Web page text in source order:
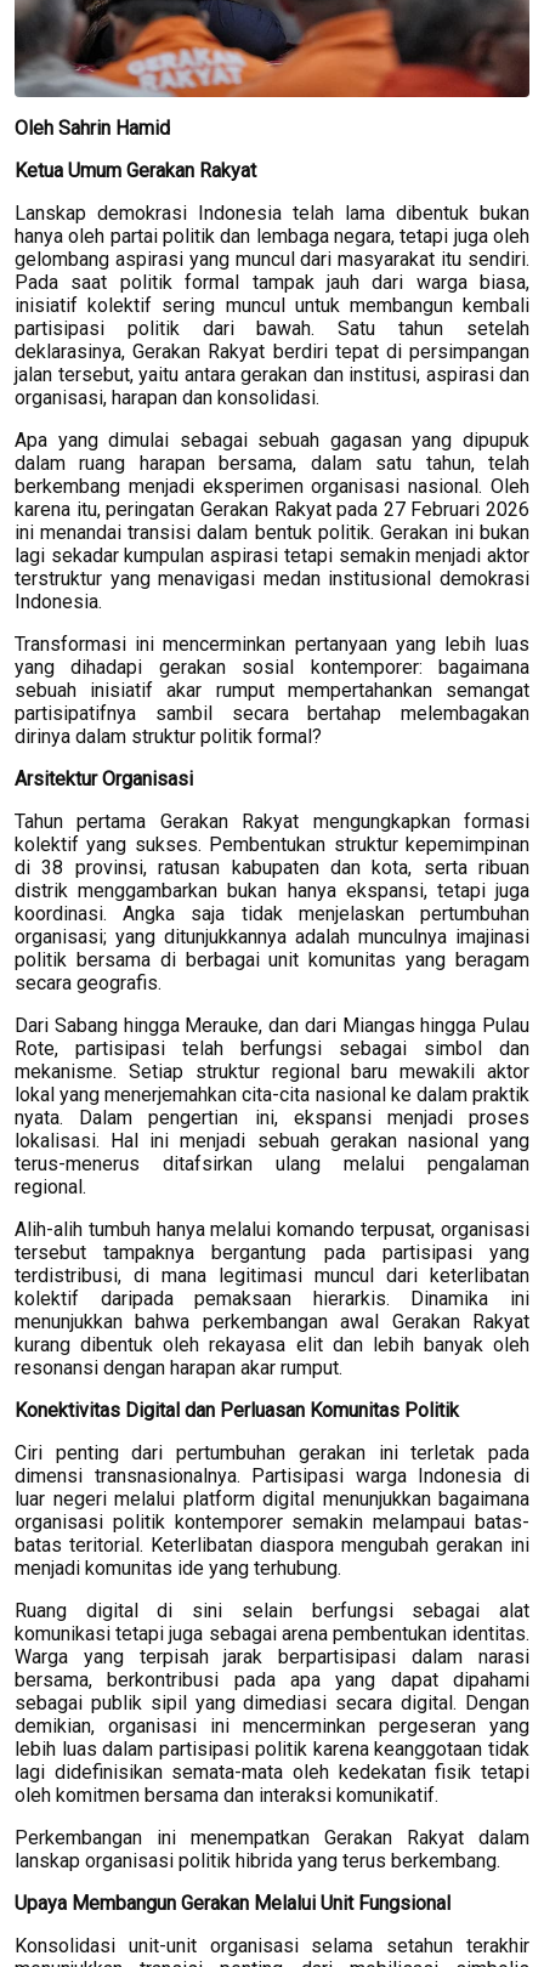
Oleh Sahrin Hamid
Ketua Umum Gerakan Rakyat
Lanskap demokrasi Indonesia telah lama dibentuk bukan
hanya oleh partai politik dan lembaga negara, tetapi juga oleh
gelombang aspirasi yang muncul dari masyarakat itu sendiri.
Pada saat politik formal tampak jauh dari warga biasa,
inisiatif kolektif sering muncul untuk membangun kembali
partisipasi politik dari bawah. Satu tahun setelah
deklarasinya, Gerakan Rakyat berdiri tepat di persimpangan
jalan tersebut, yaitu antara gerakan dan institusi, aspirasi dan
organisasi, harapan dan konsolidasi.
Apa yang dimulai sebagai sebuah gagasan yang dipupuk
dalam ruang harapan bersama, dalam satu tahun, telah
berkembang menjadi eksperimen organisasi nasional. Oleh
karena itu, peringatan Gerakan Rakyat pada 27 Februari 2026
ini menandai transisi dalam bentuk politik. Gerakan ini bukan
lagi sekadar kumpulan aspirasi tetapi semakin menjadi aktor
terstruktur yang menavigasi medan institusional demokrasi
Indonesia.
Transformasi ini mencerminkan pertanyaan yang lebih luas
yang dihadapi gerakan sosial kontemporer: bagaimana
sebuah inisiatif akar rumput mempertahankan semangat
partisipatifnya sambil secara bertahap melembagakan
dirinya dalam struktur politik formal?
Arsitektur Organisasi
Tahun pertama Gerakan Rakyat mengungkapkan formasi
kolektif yang sukses. Pembentukan struktur kepemimpinan
di 38 provinsi, ratusan kabupaten dan kota, serta ribuan
distrik menggambarkan bukan hanya ekspansi, tetapi juga
koordinasi. Angka saja tidak menjelaskan pertumbuhan
organisasi; yang ditunjukkannya adalah munculnya imajinasi
politik bersama di berbagai unit komunitas yang beragam
secara geografis.
Dari Sabang hingga Merauke, dan dari Miangas hingga Pulau
Rote, partisipasi telah berfungsi sebagai simbol dan
mekanisme. Setiap struktur regional baru mewakili aktor
lokal yang menerjemahkan cita-cita nasional ke dalam praktik
nyata. Dalam pengertian ini, ekspansi menjadi proses
lokalisasi. Hal ini menjadi sebuah gerakan nasional yang
terus-menerus ditafsirkan ulang melalui pengalaman
regional.
Alih-alih tumbuh hanya melalui komando terpusat, organisasi
tersebut tampaknya bergantung pada partisipasi yang
terdistribusi, di mana legitimasi muncul dari keterlibatan
kolektif daripada pemaksaan hierarkis. Dinamika ini
menunjukkan bahwa perkembangan awal Gerakan Rakyat
kurang dibentuk oleh rekayasa elit dan lebih banyak oleh
resonansi dengan harapan akar rumput.
Konektivitas Digital dan Perluasan Komunitas Politik
Ciri penting dari pertumbuhan gerakan ini terletak pada
dimensi transnasionalnya. Partisipasi warga Indonesia di
luar negeri melalui platform digital menunjukkan bagaimana
organisasi politik kontemporer semakin melampaui batas-
batas teritorial. Keterlibatan diaspora mengubah gerakan ini
menjadi komunitas ide yang terhubung.
Ruang digital di sini selain berfungsi sebagai alat
komunikasi tetapi juga sebagai arena pembentukan identitas.
Warga yang terpisah jarak berpartisipasi dalam narasi
bersama, berkontribusi pada apa yang dapat dipahami
sebagai publik sipil yang dimediasi secara digital. Dengan
demikian, organisasi ini mencerminkan pergeseran yang
lebih luas dalam partisipasi politik karena keanggotaan tidak
lagi didefinisikan semata-mata oleh kedekatan fisik tetapi
oleh komitmen bersama dan interaksi komunikatif.
Perkembangan ini menempatkan Gerakan Rakyat dalam
lanskap organisasi politik hibrida yang terus berkembang.
Upaya Membangun Gerakan Melalui Unit Fungsional
Konsolidasi unit-unit organisasi selama setahun terakhir